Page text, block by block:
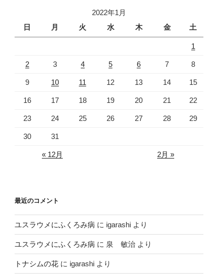
2022年1月
日
月 火 水 木 金 土
1
2 3 4 5 6 7 8
9 10 11 12 13 14 15
16 17 18 19 20 21 22
23 24 25 26 27 28 29
30 31
« 12月 2月 »
最近のコメント
ユスラウメにふくろみ病 に igarashi より
ユスラウメにふくろみ病 に 泉 敏治 より
トナシムの花 に igarashi より